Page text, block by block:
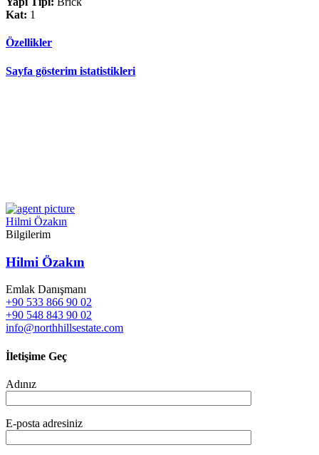
Kat: 1
Özellikler
Sayfa gösterim istatistikleri
Hilmi Özakın
Bilgilerim
Hilmi Özakın
Emlak Danışmanı
+90 533 866 90 02
+90 548 843 90 02
info@northhillsestate.com
İletişime Geç
Adınız
E-posta adresiniz